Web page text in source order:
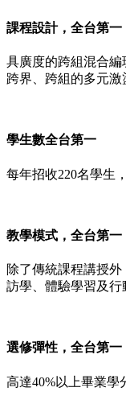
課程設計，全台第一
具廣度的跨組混合編
跨界、跨組的多元激
學生數全台第一
每年招收220名學生
教學模式，全台第一
除了傳統課程講授
訪學、體驗學習及行
選修彈性，全台第一
高達40%以上畢業學